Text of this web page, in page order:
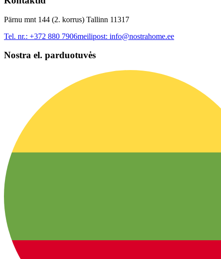
Pärnu mnt 144 (2. korrus) Tallinn 11317
Tel. nr.: +372 880 7906meilipost: info@nostrahome.ee
Nostra el. parduotuvės